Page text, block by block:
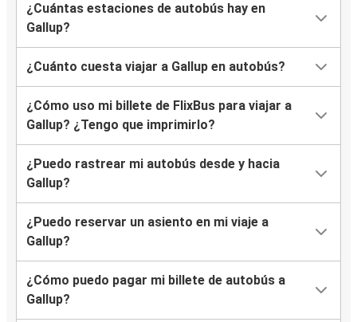
¿Cuántas estaciones de autobús hay en
Gallup?
¿Cuánto cuesta viajar a Gallup en autobús?
¿Cómo uso mi billete de FlixBus para viajar a
Gallup? ¿Tengo que imprimirlo?
¿Puedo rastrear mi autobús desde y hacia
Gallup?
¿Puedo reservar un asiento en mi viaje a
Gallup?
¿Cómo puedo pagar mi billete de autobús a
Gallup?